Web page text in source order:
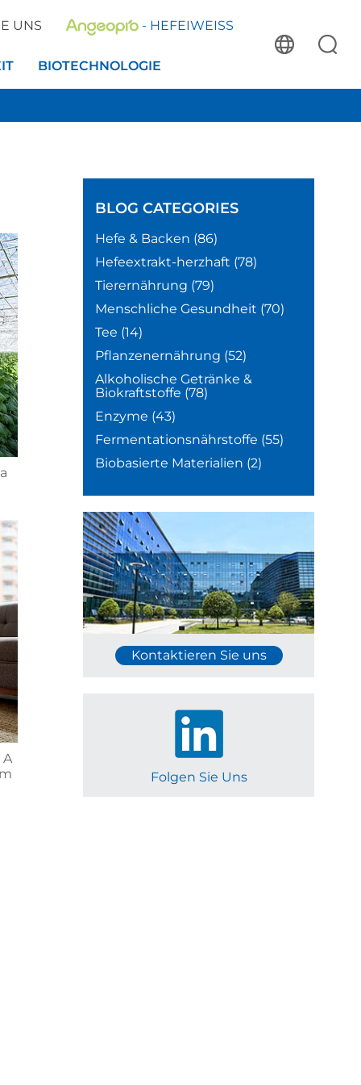
UNS - HEFEIWEISS
BIOTECHNOLOGIE
BLOGCATEGORIES
Hefe & Backen (86)
Hefeextrakt-herzhaft (78)
Tierernährung (79)
Menschliche Gesundheit (70)
Tee (14)
Pflanzenernährung (52)
Alkoholische Getränke &
Biokraftstoffe (78)
Enzyme (43)
Fermentationsnährstoffe (55)
Biobasierte Materialien (2)
Kontaktieren Sie uns
Folgen Sie Uns